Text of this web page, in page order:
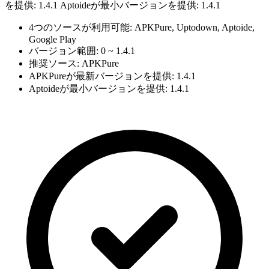
を提供: 1.4.1 Aptoideが最小バージョンを提供: 1.4.1
4つのソースが利用可能: APKPure, Uptodown, Aptoide,
Google Play
バージョン範囲: 0 ~ 1.4.1
推奨ソース: APKPure
APKPureが最新バージョンを提供: 1.4.1
Aptoideが最小バージョンを提供: 1.4.1